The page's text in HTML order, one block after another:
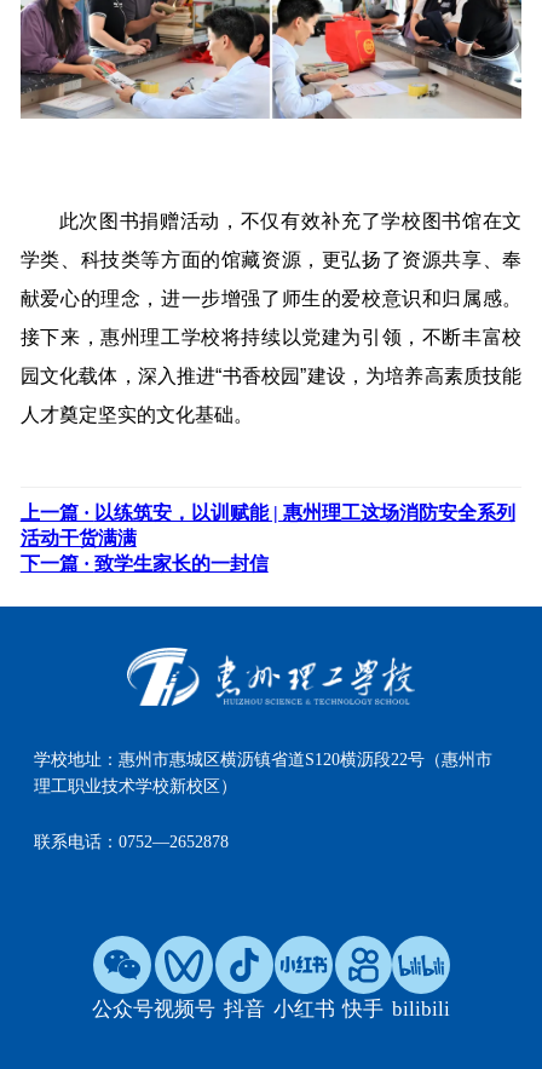
此次图书捐赠活动，不仅有效补充了学校图书馆在文
学类、科技类等方面的馆藏资源，更弘扬了资源共享、奉
献爱心的理念，进一步增强了师生的爱校意识和归属感。
接下来，惠州理工学校将持续以党建为引领，不断丰富校
园文化载体，深入推进“书香校园”建设，为培养高素质技能
人才奠定坚实的文化基础。
上一篇 · 以练筑安，以训赋能 | 惠州理工这场消防安全系列
活动干货满满
下一篇 · 致学生家长的一封信
学校地址：惠州市惠城区横沥镇省道S120横沥段22号（惠州市
理工职业技术学校新校区）
联系电话：0752—2652878
公众号视频号 抖音 小红书 快手 bilibili